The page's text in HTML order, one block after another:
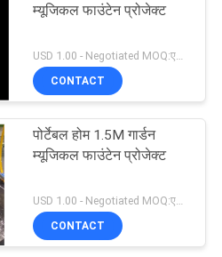
18
म्यूजिकल फाउंटेन प्रोजेक्ट
USD 1.00 - Negotiated MOQ:एक सेट
CONTACT
पोर्टेबल होम 1.5M गार्डन
म्यूजिकल फाउंटेन प्रोजेक्ट
CONTACT